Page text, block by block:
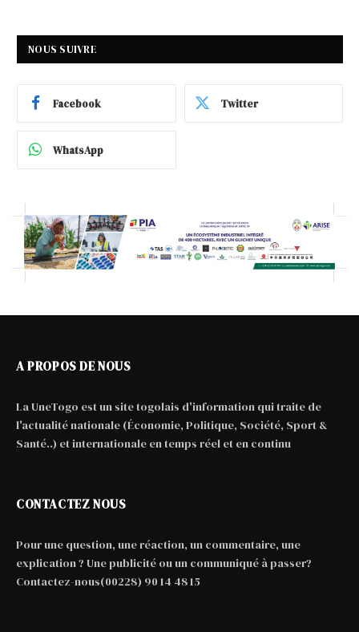
NOUS SUIVRE
Facebook Twitter
WhatsApp
A PROPOS DE NOUS
La UneTogo est un site togolais d'information qui traite de
l'actualité nationale (Économie, Politique, Société, Sport &
Santé..) et internationale en temps réel et en continu
CONTACTEZ NOUS
Pour une question, une réaction, un commentaire, une
explication ? Une publicité ou un communiqué à passer?
Contactez-nous(00228) 90 14 48 15